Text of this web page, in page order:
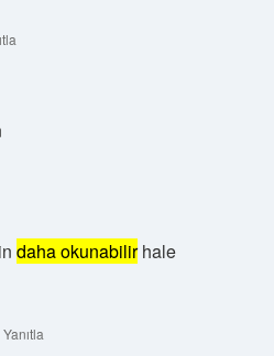
daha okunabilirhale
Yanıtla